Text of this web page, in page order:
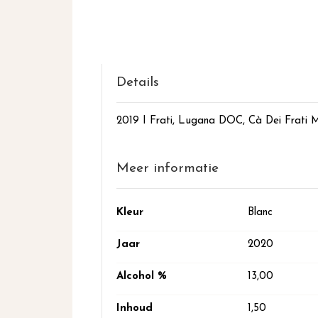
afbeeldingen-
gallerijDetails
2019 I Frati, Lugana DOC, Cà Dei Frati
Meer informatie
Meer
Kleur Blanc
Jaar 2020
Alcohol % 13,00
Inhoud 1,50